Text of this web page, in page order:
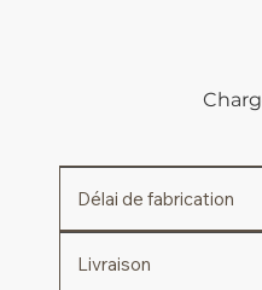
Délai de fabrication
Livraison